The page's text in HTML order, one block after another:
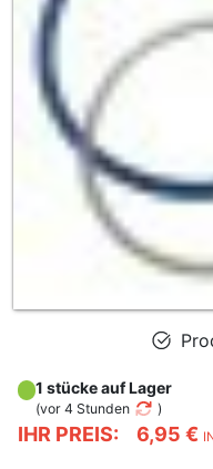
IHR PREIS: 6,95 €
1 stücke auf Lager
(vor 4 Stunden )